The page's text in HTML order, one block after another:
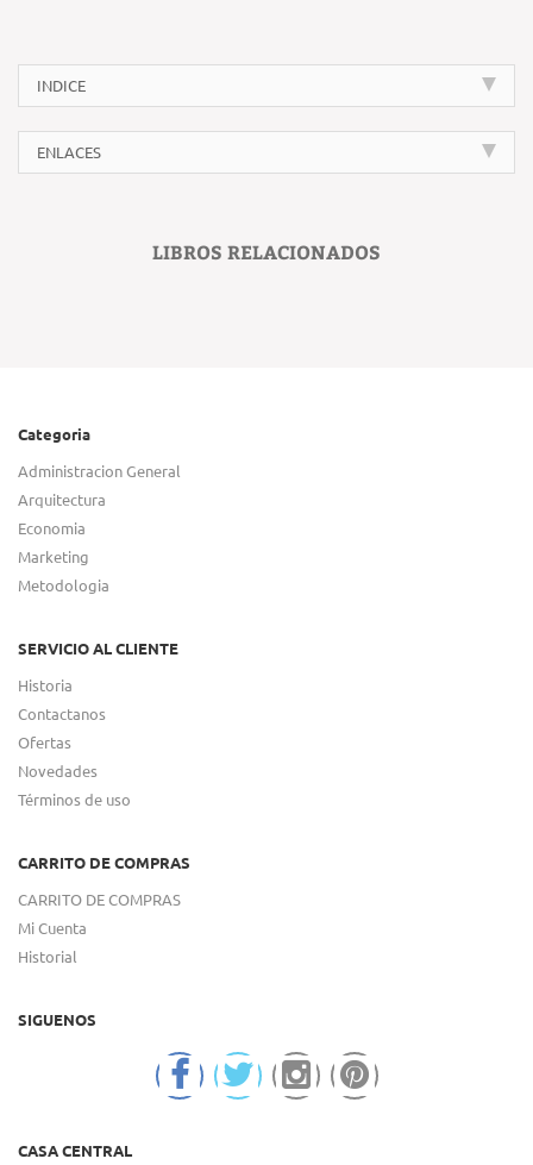
INDICE
ENLACES
LIBROS RELACIONADOS
Categoria
Administracion General
Arquitectura
Economia
Marketing
Metodologia
SERVICIO AL CLIENTE
Historia
Contactanos
Ofertas
Novedades
Términos de uso
CARRITO DE COMPRAS
CARRITO DE COMPRAS
Mi Cuenta
Historial
SIGUENOS
CASA CENTRAL